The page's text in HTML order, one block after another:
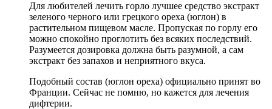
Для любителей лечить горло лучшее средство экстракт
зеленого черного или грецкого ореха (юглон) в
растительном пищевом масле. Пропуская по горлу его
можно спокойно проглотить без всяких последствий.
Разумеется дозировка должна быть разумной, а сам
экстракт без запахов и неприятного вкуса.
Подобный состав (юглон ореха) официально принят во
Франции. Сейчас не помню, но кажется для лечения
дифтерии.